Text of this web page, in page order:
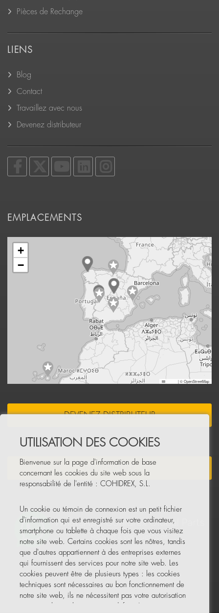
Pièces de Rechange
LIENS
Blog
Contact
Travaillez avec nous
Devenez distributeur
EMPLACEMENTS
+
−
|© OpenStreetMap
DEVENEZ DISTRIBUTEUR
NEWSLETTER
UTILISATION DES COOKIES
Bienvenue sur la page d'information de base
concernant les cookies du site web sous la
responsabilité de l'entité : COHIDREX, S.L.
Un cookie ou témoin de connexion est un petit fichier
d'information qui est enregistré sur votre ordinateur,
smartphone ou tablette à chaque fois que vous visitez
notre site web. Certains cookies sont les nôtres, tandis
que d'autres appartiennent à des entreprises externes
qui fournissent des services pour notre site web. Les
cookies peuvent être de plusieurs types : les cookies
techniques sont nécessaires au bon fonctionnement de
notre site web, ils ne nécessitent pas votre autorisation